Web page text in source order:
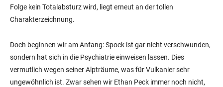
Folge kein Totalabsturz wird, liegt erneut an der tollen
Charakterzeichnung.
Doch beginnen wir am Anfang: Spock ist gar nicht verschwunden,
sondern hat sich in die Psychiatrie einweisen lassen. Dies
vermutlich wegen seiner Alpträume, was für Vulkanier sehr
ungewöhnlich ist. Zwar sehen wir Ethan Peck immer noch nicht,